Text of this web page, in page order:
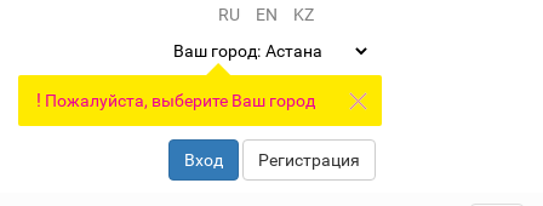
RU EN
KZ
Ваш город:
! Пожалуйста, выберите Ваш город
Вход Регистрация